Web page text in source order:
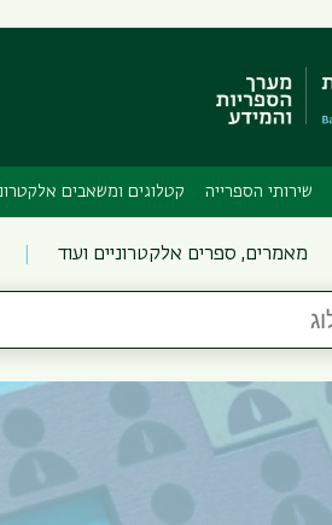
שירותי הספרייה קטלוגים ומשאבים
מאמרים, ספרים אלקטרוניים ועוד